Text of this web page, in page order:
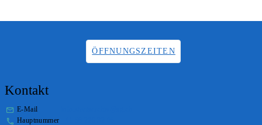
ÖFFNUNGSZEITEN
Kontakt
E-Mail
Hauptnummer